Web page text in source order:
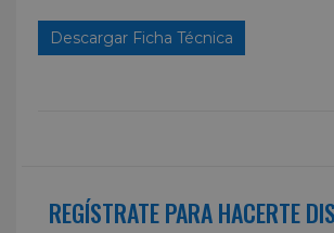
Descargar Ficha Técnica
REGÍSTRATE PARA HACERTE